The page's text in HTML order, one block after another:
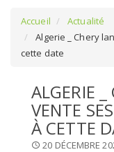
SÉLECTIONNEZ UN
SELECTIONNEZ UNE
Accueil
Actualité
Algerie _ Chery
cette date
ALGERIE
VENTE
À CETTE
20 DÉCEMBRE